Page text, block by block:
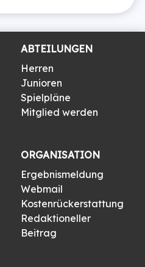
ABTEILUNGEN
Herren
Junioren
Spielpläne
Mitglied werden
ORGANISATION
Ergebnismeldung
Webmail
Kostenrückerstattung
Redaktioneller
Beitrag